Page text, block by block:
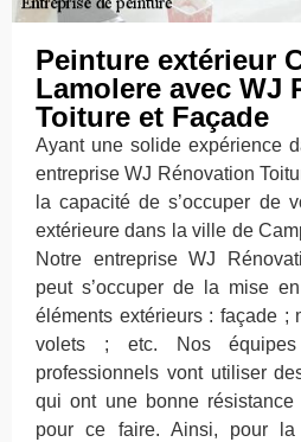
Peinture extérieur
Lamolere avec WJ
Toiture et Façade
Ayant une solide expérience
entreprise WJ Rénovation
la capacité de s’occuper de
extérieure dans la ville de
Notre entreprise WJ
peut s’occuper de la mise
éléments extérieurs : façade ;
volets ; etc. Nos
professionnels vont utiliser
qui ont une bonne
pour ce faire. Ainsi, pour la